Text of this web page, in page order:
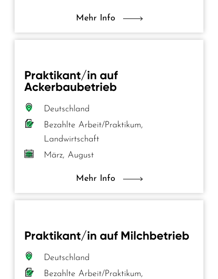
Mehr Info
Praktikant/in auf
Ackerbaubetrieb
Deutschland
Bezahlte Arbeit/Praktikum,
Landwirtschaft
März, August
Mehr Info
Praktikant/in auf Milchbetrieb
Deutschland
Bezahlte Arbeit/Praktikum,